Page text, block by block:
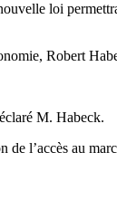
loi
Robert
M. Habeck.
l’accès au